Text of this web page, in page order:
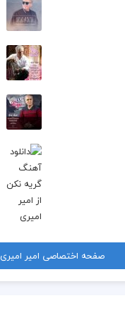
صفحه اختصاصی امیر امیری